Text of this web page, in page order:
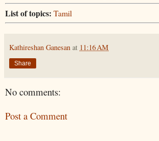
List of topics: Tamil
Kathireshan Ganesan at 11:16 AM
Share
No comments:
Post a Comment